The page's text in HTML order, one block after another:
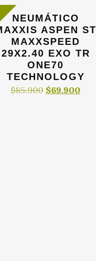
NEUMÁTICO
ASPEN ST
MAXXSPEED
29X2.40 EXO TR
ONE70
TECHNOLOGY
$85.900 El
$69.900